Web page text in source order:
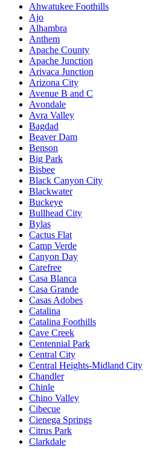
Ahwatukee Foothills
Ajo
Alhambra
Anthem
Apache County
Apache Junction
Arivaca Junction
Arizona City
Avenue B and C
Avondale
Avra Valley
Bagdad
Beaver Dam
Benson
Big Park
Bisbee
Black Canyon City
Blackwater
Buckeye
Bullhead City
Bylas
Cactus Flat
Camp Verde
Canyon Day
Carefree
Casa Blanca
Casa Grande
Casas Adobes
Catalina
Catalina Foothills
Cave Creek
Centennial Park
Central City
Central Heights-Midland City
Chandler
Chinle
Chino Valley
Cibecue
Cienega Springs
Citrus Park
Clarkdale